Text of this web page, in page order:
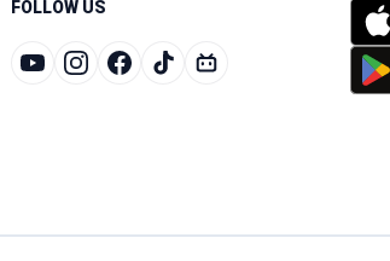
FOLLOW US